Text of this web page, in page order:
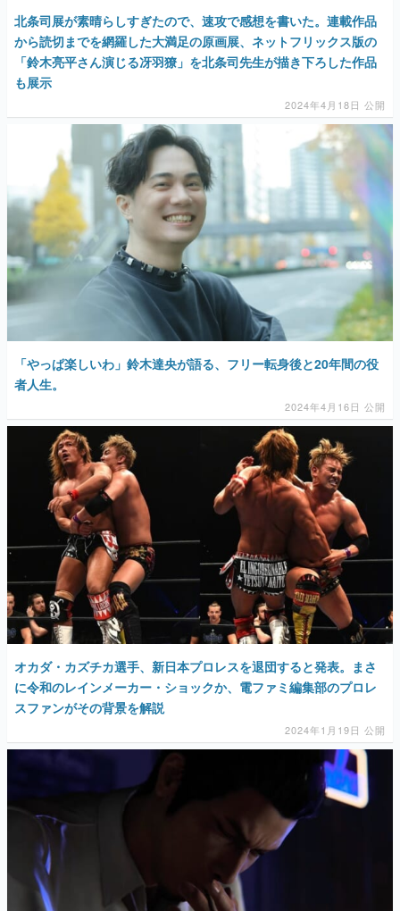
北条司展が素晴らしすぎたので、速攻で感想を書いた。連載作品
から読切までを網羅した大満足の原画展、ネットフリックス版の
「鈴木亮平さん演じる冴羽獠」を北条司先生が描き下ろした作品
も展示
2024年4月18日 公開
「やっぱ楽しいわ」鈴木達央が語る、フリー転身後と20年間の役
者人生。
2024年4月16日 公開
オカダ・カズチカ選手、新日本プロレスを退団すると発表。まさ
に令和のレインメーカー・ショックか、電ファミ編集部のプロレ
スファンがその背景を解説
2024年1月19日 公開